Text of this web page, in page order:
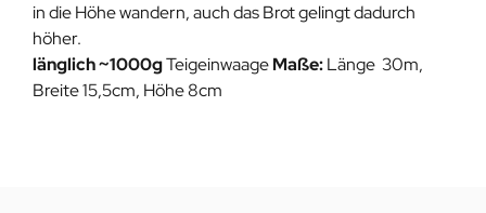
in die Höhe wandern, auch das Brot gelingt dadurch
höher.
länglich ~1000gTeigeinwaageMaße:Länge 30m,
Breite 15,5cm, Höhe 8cm